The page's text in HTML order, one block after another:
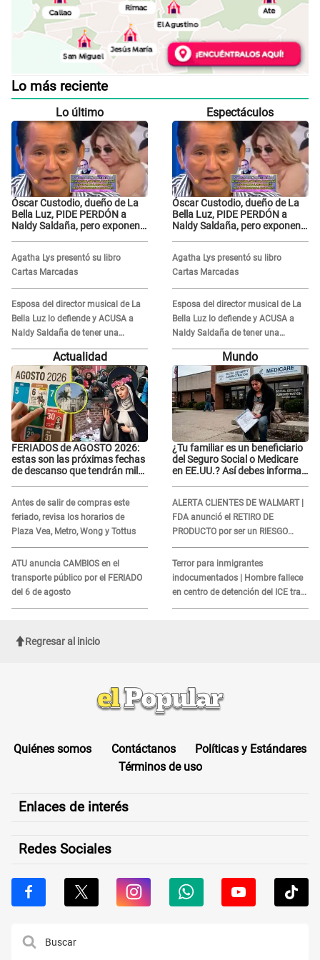
Lo más reciente
Lo último
Óscar Custodio, dueño de La
Bella Luz, PIDE PERDÓN a
Naldy Saldaña, pero exponen
grabar"
Agatha Lys presentó su libro
Cartas Marcadas
Esposa del director musical de La
Bella Luz lo defiende y ACUSA a
Naldy Saldaña de tener una
relación con él y otros integrantes
Espectáculos
Óscar Custodio, dueño de La
Bella Luz, PIDE PERDÓN a
Naldy Saldaña, pero exponen
grabar"
Agatha Lys presentó su libro
Cartas Marcadas
Esposa del director musical de La
Bella Luz lo defiende y ACUSA a
Naldy Saldaña de tener una
relación con él y otros integrantes
Actualidad
FERIADOS de AGOSTO 2026:
estas son las próximas fechas
de descanso que tendrán miles
Antes de salir de compras este
feriado, revisa los horarios de
Plaza Vea, Metro, Wong y Tottus
ATU anuncia CAMBIOS en el
transporte público por el FERIADO
del 6 de agosto
Mundo
¿Tu familiar es un beneficiario
del Seguro Social o Medicare
en EE.UU.? Así debes informar
ALERTA CLIENTES DE WALMART |
FDA anunció el RETIRO DE
PRODUCTO por ser un RIESGO
MORTAL para consumidores: ¿Cuál
es?
Terror para inmigrantes
indocumentados | Hombre fallece
en centro de detención del ICE tras
sufrir una "emergencia médica"
Regresar al inicio
Quiénes somos Contáctanos
Políticas y Estándares
Términos de uso
Enlaces de interés
Redes Sociales